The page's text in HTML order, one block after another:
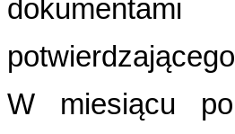
W miesiącu